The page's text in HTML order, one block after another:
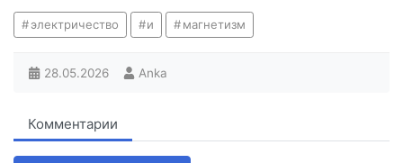
электричество и магнетизм
28.05.2026 Anka
Комментарии